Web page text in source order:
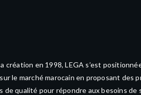
création en 1998, LEGA s’est
le marché marocain en proposant des
de qualité pour répondre aux besoins de